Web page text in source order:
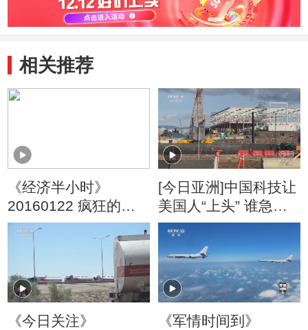
相关推荐
《经济半小时》
20160122 疯狂的河
砂：天价砂场背后
[今日亚洲]中国科技让
美国人“上头” 谁急
了？
《今日关注》
《军情时间到》